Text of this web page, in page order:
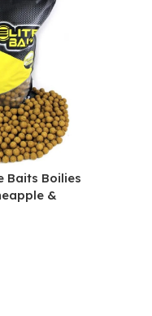
Baits Boilies
&